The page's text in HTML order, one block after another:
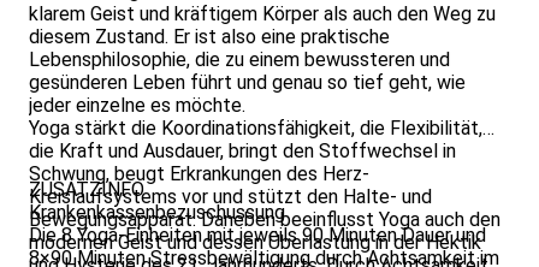
klarem Geist und kräftigem Körper als auch den Weg zu
diesem Zustand. Er ist also eine praktische
Lebensphilosophie, die zu einem bewussteren und
gesünderen Leben führt und genau so tief geht, wie
jeder einzelne es möchte.
Yoga stärkt die Koordinationsfähigkeit, die Flexibilität,
die Kraft und Ausdauer, bringt den Stoffwechsel in
Schwung, beugt Erkrankungen des Herz-
Kreislaufsystems vor und stützt den Halte- und
Bewegungsapparat. Daneben beeinflusst Yoga auch den
modernen Geist und dessen Überlastung in der Hektik
ZUSATZINFO
Krankenkassenbezuschussung
Die 8 Yoga-Einheiten mit jeweils 90 Minuten Dauer und
8×90 Minuten Stressbewältigung durch Achtsamkeit im